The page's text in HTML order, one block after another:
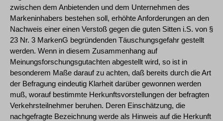
zwischen dem Anbietenden und dem Unternehmen des
Markeninhabers bestehen soll, erhöhte Anforderungen an den
Nachweis einer einen Verstoß gegen die guten Sitten i.S. von §
23 Nr. 3 MarkenG begründenden Täuschungsgefahr gestellt
werden. Wenn in diesem Zusammenhang auf
Meinungsforschungsgutachten abgestellt wird, so ist in
besonderem Maße darauf zu achten, daß bereits durch die Art
der Befragung eindeutig Klarheit darüber gewonnen werden
muß, worauf bestimmte Herkunftsvorstellungen der befragten
Verkehrsteilnehmer beruhen. Deren Einschätzung, die
nachgefragte Bezeichnung werde als Hinweis auf die Herkunft